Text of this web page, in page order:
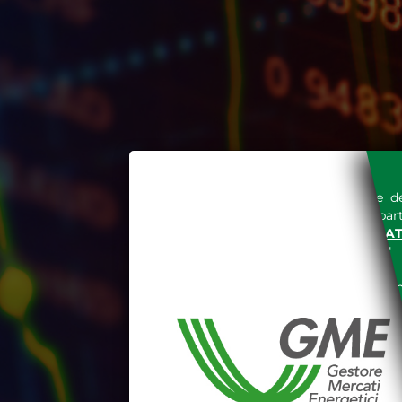
L'accesso al sito del Gestore
espressa e senza riserve, da
SITO INTERNET
"
Le informazioni e i dati presenti
tutelati secondo quanto previsto
E' espressamente vietato
parte, quanto previsto nelle
Dichiaro di conoscere e
DEL SITO INTERNET